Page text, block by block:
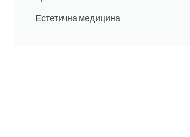
Естетична медицина